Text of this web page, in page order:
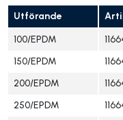
Utförande
100/EPDM
150/EPDM
200/EPDM
250/EPDM